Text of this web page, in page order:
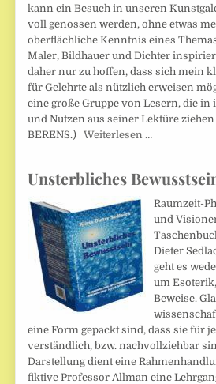
kann ein Besuch in unseren
voll genossen werden, ohne etwas
oberflächliche Kenntnis eines
Maler, Bildhauer und Dichter
daher nur zu hoffen, dass sich mein
für Gelehrte als nützlich erweisen
eine große Gruppe von Lesern, die in
und Nutzen aus seiner Lektüre
BERENS.)Weiterlesen …
Unsterbliches
Raumzeit-
und
Dieter
geht es
um
Beweise.
eine Form gepackt sind, dass sie für
verständlich, bzw. nachvollziehbar
Darstellung dient eine
fiktive Professor Allman eine